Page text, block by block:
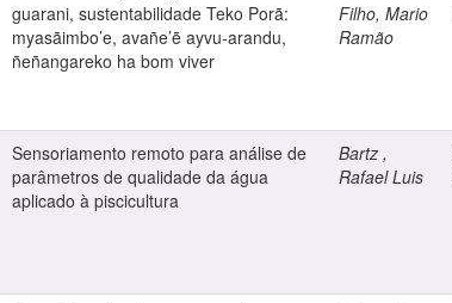
guarani, sustentabilidade Teko Porã:
myasãimbo’e, avañe’ẽ ayvu-arandu,
ñeñangareko ha bom viver
Filho, Mario
Ramão
Sensoriamento remoto para análise de
parâmetros de qualidade da água
aplicado à piscicultura
Bartz ,
Rafael Luis